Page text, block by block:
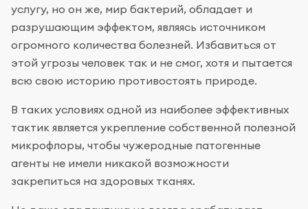
услугу, но он же, мир бактерий, обладает и
разрушающим эффектом, являясь источником
огромного количества болезней. Избавиться от
этой угрозы человек так и не смог, хотя и пытается
всю свою историю противостоять природе.
В таких условиях одной из наиболее эффективных
тактик является укрепление собственной полезной
микрофлоры, чтобы чужеродные патогенные
агенты не имели никакой возможности
закрепиться на здоровых тканях.